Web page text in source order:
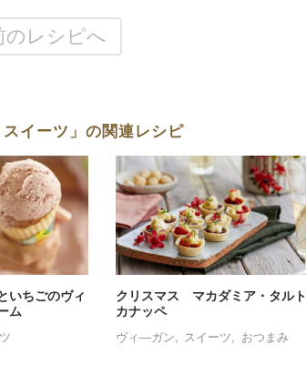
のレシピへ
イーツ」の関連レシピ
いちごのヴィ
ム
クリスマス マカダミア・タルト
カナッペ
ヴィ―ガン スイーツ おつまみ